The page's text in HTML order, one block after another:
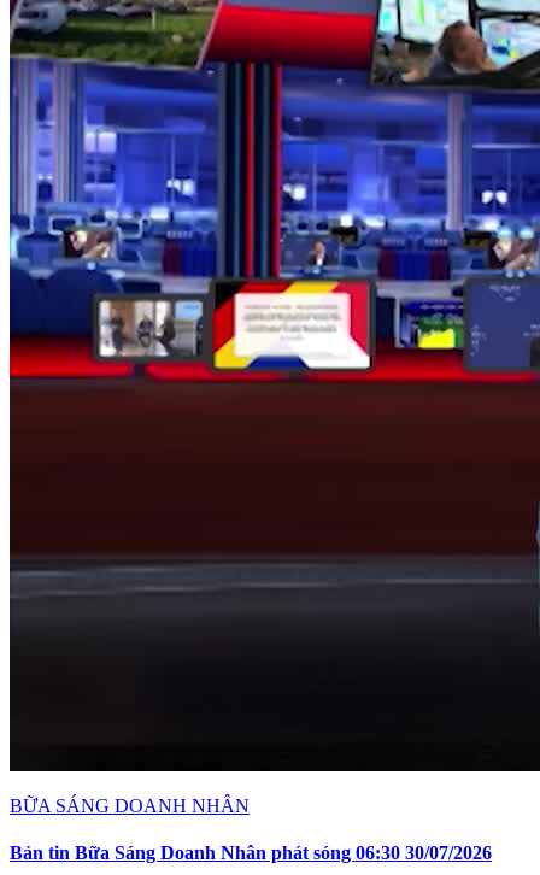
BỮA SÁNG DOANH NHÂN
Bản tin Bữa Sáng Doanh Nhân phát sóng 06:30 30/07/2026